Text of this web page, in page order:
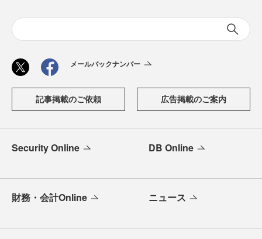
メールバックナンバー
記事掲載のご依頼 広告掲載のご案内
Security Online DB Online
財務・会計Online ニュース